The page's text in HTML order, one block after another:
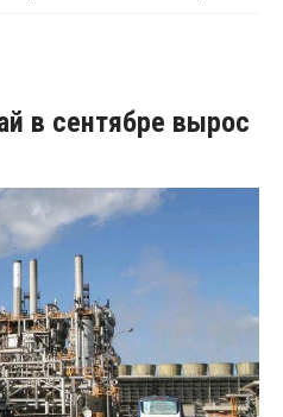
в сентябре вырос